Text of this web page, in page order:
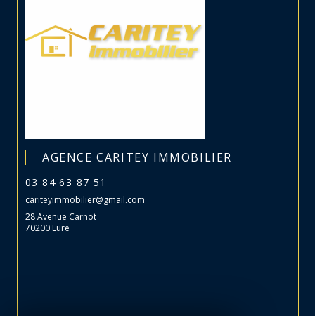
AGENCE CARITEY IMMOBILIER
03 84 63 87 51
cariteyimmobilier@gmail.com
28 Avenue Carnot
70200 Lure